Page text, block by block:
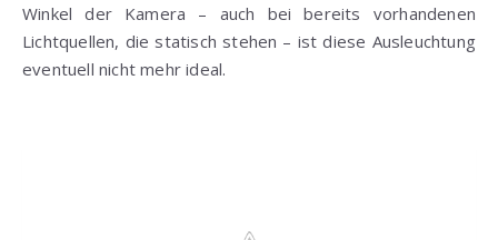
Winkel der Kamera – auch bei bereits vorhandenen
Lichtquellen, die statisch stehen – ist diese Ausleuchtung
eventuell nicht mehr ideal.